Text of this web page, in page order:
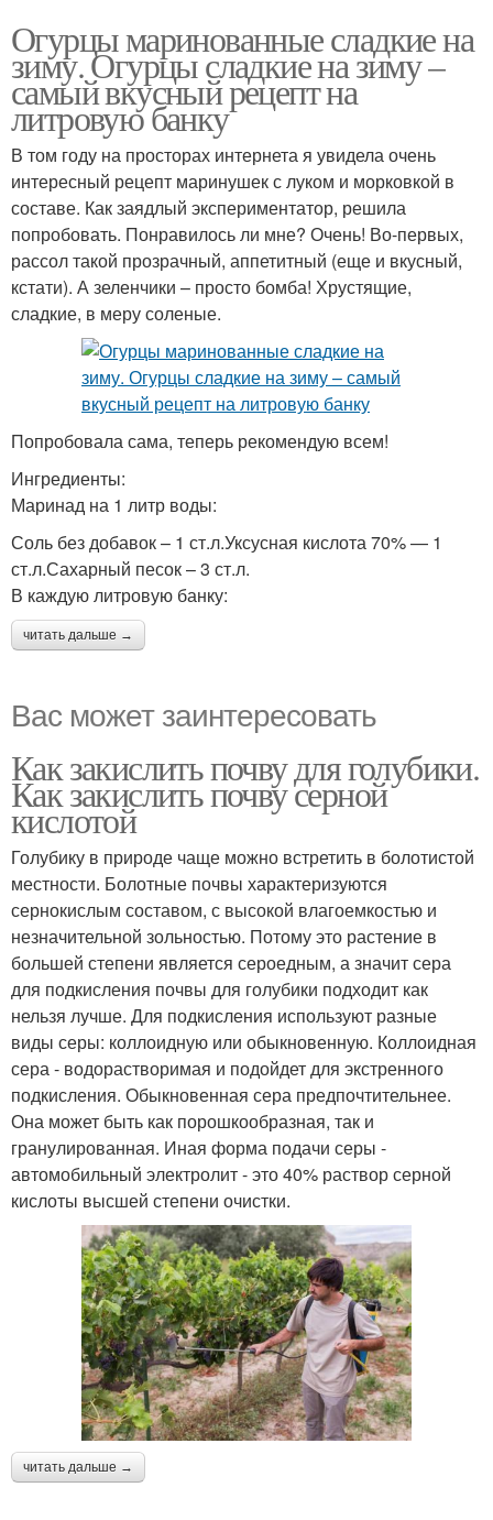
Огурцы маринованные сладкие на
зиму. Огурцы сладкие на зиму –
самый вкусный рецепт на
литровую банку
В том году на просторах интернета я увидела очень
интересный рецепт маринушек с луком и морковкой в
составе. Как заядлый экспериментатор, решила
попробовать. Понравилось ли мне? Очень! Во-первых,
рассол такой прозрачный, аппетитный (еще и вкусный,
кстати). А зеленчики – просто бомба! Хрустящие,
сладкие, в меру соленые.
Попробовала сама, теперь рекомендую всем!
Ингредиенты:
Маринад на 1 литр воды:
Соль без добавок – 1 ст.л.Уксусная кислота 70% — 1
ст.л.Сахарный песок – 3 ст.л.
В каждую литровую банку:
читать дальше →
Вас может заинтересовать
Как закислить почву для голубики.
Как закислить почву серной
кислотой
Голубику в природе чаще можно встретить в болотистой
местности. Болотные почвы характеризуются
сернокислым составом, с высокой влагоемкостью и
незначительной зольностью. Потому это растение в
большей степени является сероедным, а значит сера
для подкисления почвы для голубики подходит как
нельзя лучше. Для подкисления используют разные
виды серы: коллоидную или обыкновенную. Коллоидная
сера - водорастворимая и подойдет для экстренного
подкисления. Обыкновенная сера предпочтительнее.
Она может быть как порошкообразная, так и
гранулированная. Иная форма подачи серы -
автомобильный электролит - это 40% раствор серной
кислоты высшей степени очистки.
читать дальше →